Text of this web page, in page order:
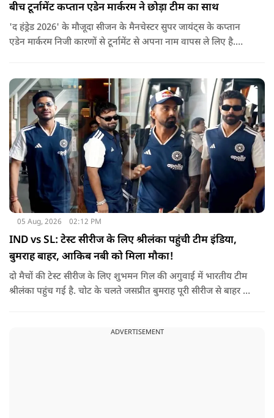
बीच टूर्नामेंट कप्तान एडेन मार्करम ने छोड़ा टीम का साथ
'द हंड्रेड 2026' के मौजूदा सीजन के मैनचेस्टर सुपर जायंट्स के कप्तान
एडेन मार्करम निजी कारणों से टूर्नामेंट से अपना नाम वापस ले लिए है.
05 Aug, 2026 02:12 PM
IND vs SL: टेस्ट सीरीज के लिए श्रीलंका पहुंची टीम इंडिया,
बुमराह बाहर, आकिब नबी को मिला मौका!
दो मैचों की टेस्ट सीरीज के लिए शुभमन गिल की अगुवाई में भारतीय टीम
श्रीलंका पहुंच गई है. चोट के चलते जसप्रीत बुमराह पूरी सीरीज से बाहर हो
ADVERTISEMENT